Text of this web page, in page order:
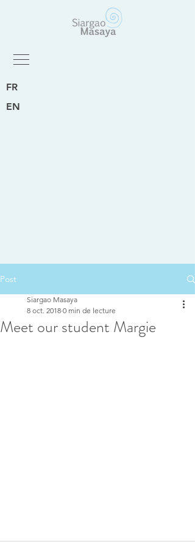
FR
EN
Post
‭Meet our student Margie
Siargao Masaya
8 oct. 2018 0 min de lecture